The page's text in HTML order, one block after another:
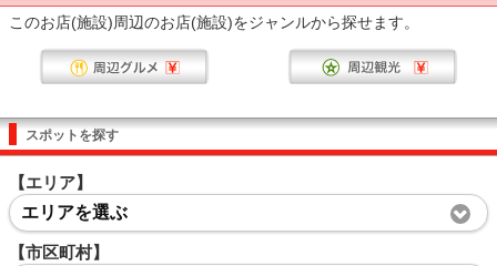
このお店(施設)周辺のお店(施設)をジャンルから探せます。
スポットを探す
【エリア】
エリアを選ぶ
【市区町村】